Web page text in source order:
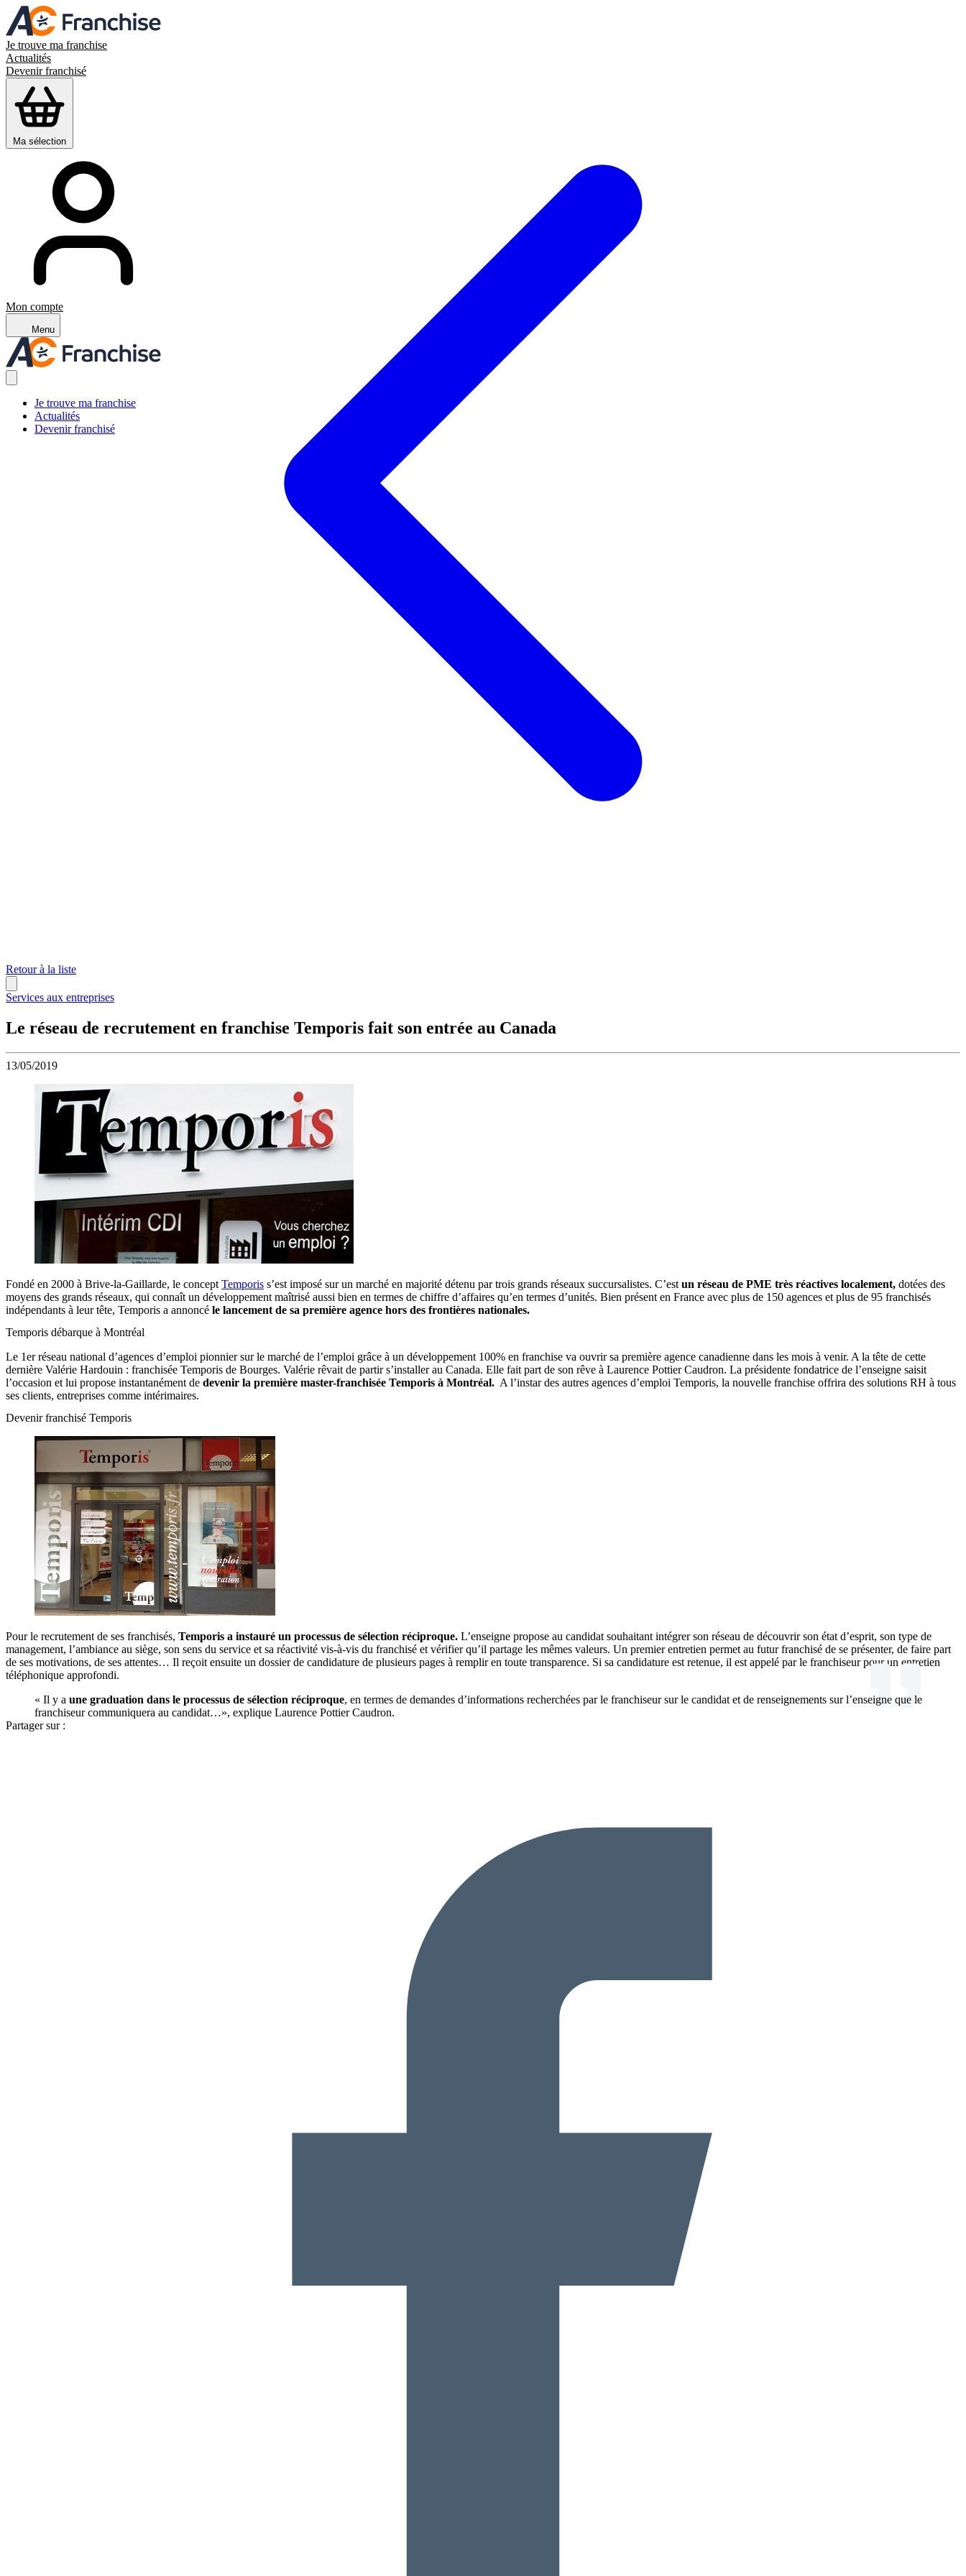
Je trouve ma franchise
Actualités
Devenir franchisé
Ma sélection
Mon compte
Menu
Je trouve ma franchise
Actualités
Devenir franchisé
Retour à la liste
Services aux entreprises
Le réseau de recrutement en franchise Temporis fait son entrée au Canada
13/05/2019
Fondé en 2000 à Brive-la-Gaillarde, le concept Temporis s’est imposé sur un marché en majorité détenu par trois grands réseaux succursalistes. C’est un réseau de PME très réactives localement, dotées des
moyens des grands réseaux, qui connaît un développement maîtrisé aussi bien en termes de chiffre d’affaires qu’en termes d’unités. Bien présent en France avec plus de 150 agences et plus de 95 franchisés
indépendants à leur tête, Temporis a annoncé le lancement de sa première agence hors des frontières nationales.
Temporis débarque à Montréal
Le 1er réseau national d’agences d’emploi pionnier sur le marché de l’emploi grâce à un développement 100% en franchise va ouvrir sa première agence canadienne dans les mois à venir. A la tête de cette
dernière Valérie Hardouin : franchisée Temporis de Bourges. Valérie rêvait de partir s’installer au Canada. Elle fait part de son rêve à Laurence Pottier Caudron. La présidente fondatrice de l’enseigne saisit
l’occasion et lui propose instantanément de devenir la première master-franchisée Temporis à Montréal. A l’instar des autres agences d’emploi Temporis, la nouvelle franchise offrira des solutions RH à tous
ses clients, entreprises comme intérimaires.
Devenir franchisé Temporis
Pour le recrutement de ses franchisés, Temporis a instauré un processus de sélection réciproque. L’enseigne propose au candidat souhaitant intégrer son réseau de découvrir son état d’esprit, son type de
management, l’ambiance au siège, son sens du service et sa réactivité vis-à-vis du franchisé et vérifier qu’il partage les mêmes valeurs. Un premier entretien permet au futur franchisé de se présenter, de faire part
de ses motivations, de ses attentes… Il reçoit ensuite un dossier de candidature de plusieurs pages à remplir en toute transparence. Si sa candidature est retenue, il est appelé par le franchiseur pour un entretien
téléphonique approfondi.
« Il y a une graduation dans le processus de sélection réciproque, en termes de demandes d’informations recherchées par le franchiseur sur le candidat et de renseignements sur l’enseigne que le
franchiseur communiquera au candidat…», explique Laurence Pottier Caudron.
Partager sur :